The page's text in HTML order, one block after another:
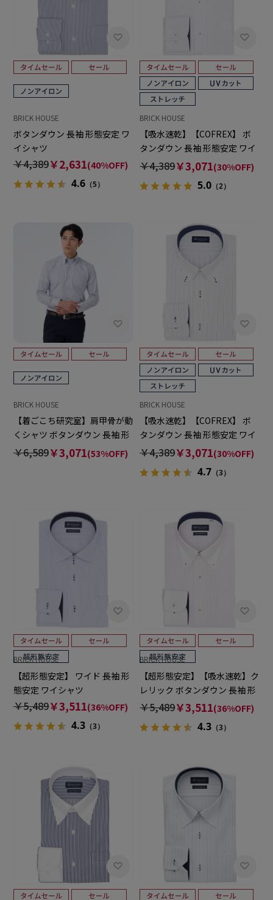
BRICK HOUSE
ボタンダウン 長袖 形態安定 ワ
イシャツ
￥4,389￥2,631(40%OFF)
4.6（5）
BRICK HOUSE
【吸水速乾】【COFREX】 ボ
タンダウン 長袖 形態安定 ワイ
シャツ
￥4,389￥3,071(30%OFF)
5.0 （2）
BRICK HOUSE
【着ごこち研究室】肩甲骨が動
くシャツ ボタンダウン 長袖 形
態安定 ワイシャツ
￥6,589￥3,071(53%OFF)
BRICK HOUSE
【吸水速乾】【COFREX】 ボ
タンダウン 長袖 形態安定 ワイ
シャツ
￥4,389￥3,071(30%OFF)
4.7 （3）
BRICK HOUSE
【超形態安定】 ワイド 長袖 形
態安定 ワイシャツ
￥5,489￥3,511(36%OFF)
4.3（3）
BRICK HOUSE
【超形態安定】【吸水速乾】ク
レリック ボタンダウン 長袖 形
態安定 ワイシャツ
￥5,489￥3,511(36%OFF)
4.3 （3）